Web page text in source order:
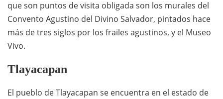
que son puntos de visita obligada son los murales del
Convento Agustino del Divino Salvador, pintados hace
más de tres siglos por los frailes agustinos, y el Museo
Vivo.
Tlayacapan
El pueblo de Tlayacapan se encuentra en el estado de